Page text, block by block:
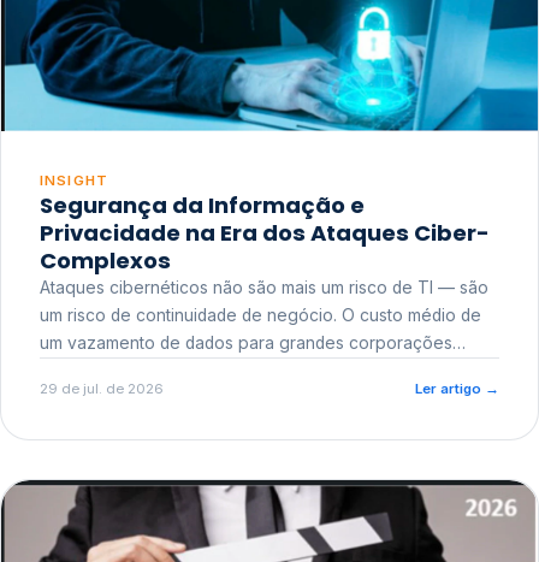
INSIGHT
Segurança da Informação e
Privacidade na Era dos Ataques Ciber-
Complexos
Ataques cibernéticos não são mais um risco de TI — são
um risco de continuidade de negócio. O custo médio de
um vazamento de dados para grandes corporações
reputacional e o risco regulatório junto a órgãos como a
29 de jul. de 2026 Ler artigo →